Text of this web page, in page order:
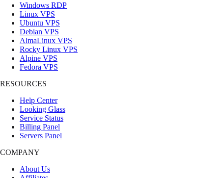
Windows RDP
Linux VPS
Ubuntu VPS
Debian VPS
AlmaLinux VPS
Rocky Linux VPS
Alpine VPS
Fedora VPS
RESOURCES
Help Center
Looking Glass
Service Status
Billing Panel
Servers Panel
COMPANY
About Us